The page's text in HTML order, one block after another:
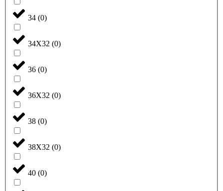
34 (0)
34X32 (0)
36 (0)
36X32 (0)
38 (0)
38X32 (0)
40 (0)